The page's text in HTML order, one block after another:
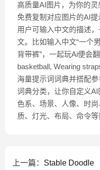
高质量AI图片，为你的
免费复制对应图片的AI提
用户可输入中文的描述
文。比如输入中文“一个
背带裤”，一起玩Ai便会
basketball, Wearing
海量提示词词典并搭配
词典分类，让你自定义AI
色系、场景、人像、时
质、灯光、布局、命令等
上一篇： Stable Doodle